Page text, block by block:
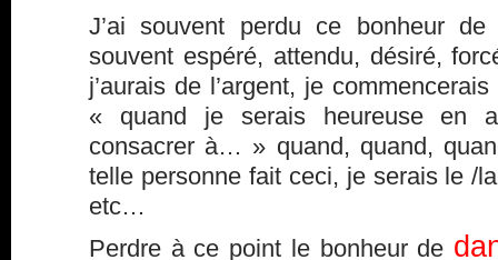
J’ai souvent perdu ce bonheur de
souvent espéré, attendu, désiré,
j’aurais de l’argent, je
« quand je serais heureuse en
consacrer à… » quand, quand,
telle personne fait ceci, je serais le /
etc…
Perdre à ce point le bonheur de